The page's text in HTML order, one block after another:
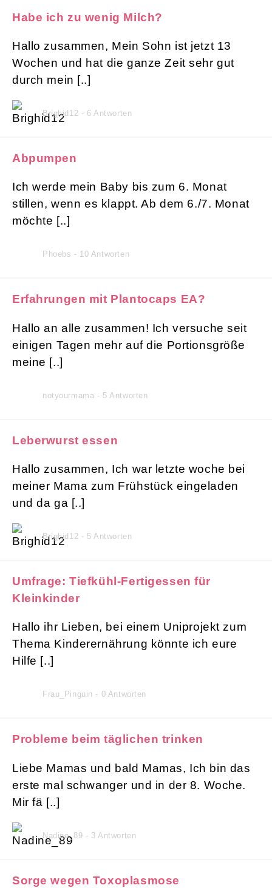
Habe ich zu wenig Milch?
Hallo zusammen, Mein Sohn ist jetzt 13
Wochen und hat die ganze Zeit sehr gut
durch mein [..]
Brighid12 - 6 Antworten
Abpumpen
Ich werde mein Baby bis zum 6. Monat
stillen, wenn es klappt. Ab dem 6./7. Monat
möchte [..]
Phoebs - 10 Antworten
Erfahrungen mit Plantocaps EA?
Hallo an alle zusammen! Ich versuche seit
einigen Tagen mehr auf die Portionsgröße
meine [..]
notyourmama - 5 Antworten
Leberwurst essen
Hallo zusammen, Ich war letzte woche bei
meiner Mama zum Frühstück eingeladen
und da ga [..]
Brighid12 - 5 Antworten
Umfrage: Tiefkühl-Fertigessen für
Kleinkinder
Hallo ihr Lieben, bei einem Uniprojekt zum
Thema Kinderernährung könnte ich eure
Hilfe [..]
Frau_Pinguin - 0 Antworten
Probleme beim täglichen trinken
Liebe Mamas und bald Mamas, Ich bin das
erste mal schwanger und in der 8. Woche.
Mir fä [..]
Nadine_89 - 3 Antworten
Sorge wegen Toxoplasmose